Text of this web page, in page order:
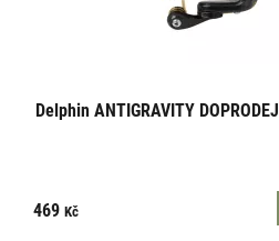
Delphin ANTIGRAVITY DOPRODEJ
469Kč